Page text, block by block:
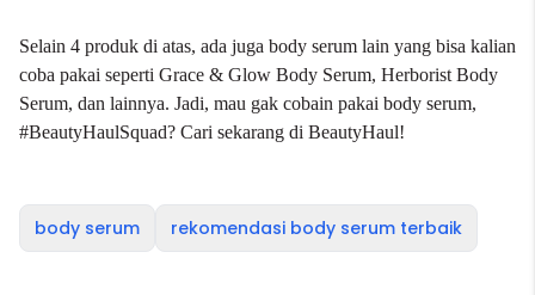
Selain 4 produk di atas, ada juga body serum lain yang bisa kalian
coba pakai seperti Grace & Glow Body Serum, Herborist Body
Serum, dan lainnya. Jadi, mau gak cobain pakai body serum,
#BeautyHaulSquad? Cari sekarang di BeautyHaul!
body serum rekomendasi body serum terbaik